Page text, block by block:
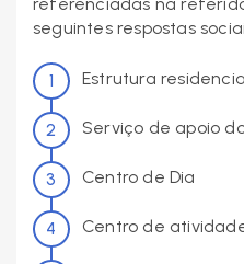
seguintes respostas
Estrutura
Serviço de apoio
Centro de Dia
Centro de